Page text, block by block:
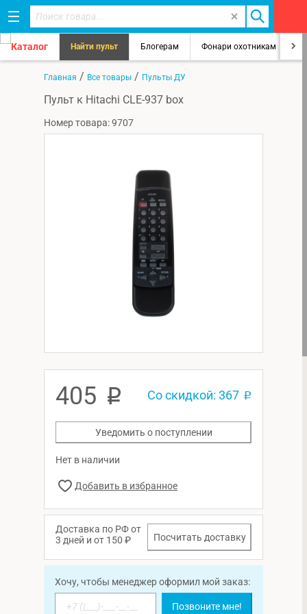
Каталог Найти пульт Блогерам Фонари охотникам
Главная / Все товары / Пульты ДУ
Пульт к Hitachi CLE-937 box
Номер товара: 9707
405 p Со скидкой: 367 p
Уведомить о поступлении
Нет в наличии
Доставка по РФ от
3 дней и от 150 ₽
Посчитать доставку
Хочу, чтобы менеджер оформил мой заказ:
Позвоните мне!